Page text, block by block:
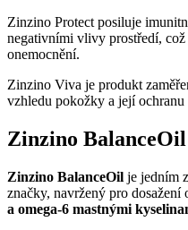
Zinzino Protect posiluje
negativními vlivy prostředí,
onemocnění.
Zinzino Viva je produkt
vzhledu pokožky a její
Zinzino BalanceOil
Zinzino BalanceOil je jedním
značky, navržený pro
a omega-6 mastnými